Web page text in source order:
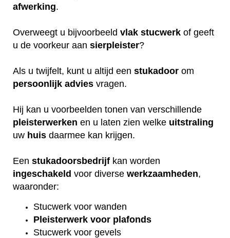
afwerking.
Overweegt u bijvoorbeeld vlak stucwerk of geeft
u de voorkeur aan sierpleister?
Als u twijfelt, kunt u altijd een stukadoor om
persoonlijk advies vragen.
Hij kan u voorbeelden tonen van verschillende
pleisterwerken en u laten zien welke uitstraling
uw huis daarmee kan krijgen.
Een stukadoorsbedrijf kan worden
ingeschakeld voor diverse werkzaamheden,
waaronder:
Stucwerk voor wanden
Pleisterwerk voor plafonds
Stucwerk voor gevels